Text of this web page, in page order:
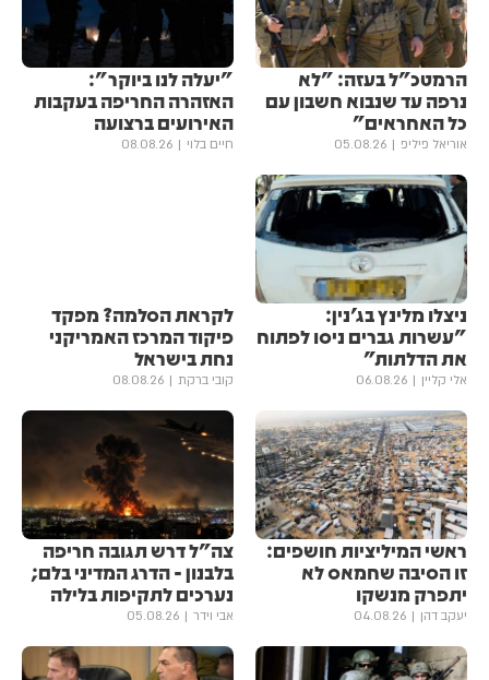
הרמטכ"ל בעזה: "לא
נרפה עד שנבוא חשבון עם
כל האחראים"
אוריאל פיליפ 05.08.26
"יעלה לנו ביוקר":
האזהרה החריפה בעקבות
האירועים ברצועה
חיים בלוי 08.08.26
ניצלו מלינץ בג'נין:
"עשרות גברים ניסו לפתוח
את הדלתות"
אלי קליין 06.08.26
לקראת הסלמה? מפקד
פיקוד המרכז האמריקני
נחת בישראל
קובי ברקת 08.08.26
ראשי המיליציות חושפים:
זו הסיבה שחמאס לא
יתפרק מנשקו
יעקב דהן 04.08.26
צה"ל דרש תגובה חריפה
בלבנון - הדרג המדיני בלם;
נערכים לתקיפות בלילה
אבי וידר 05.08.26